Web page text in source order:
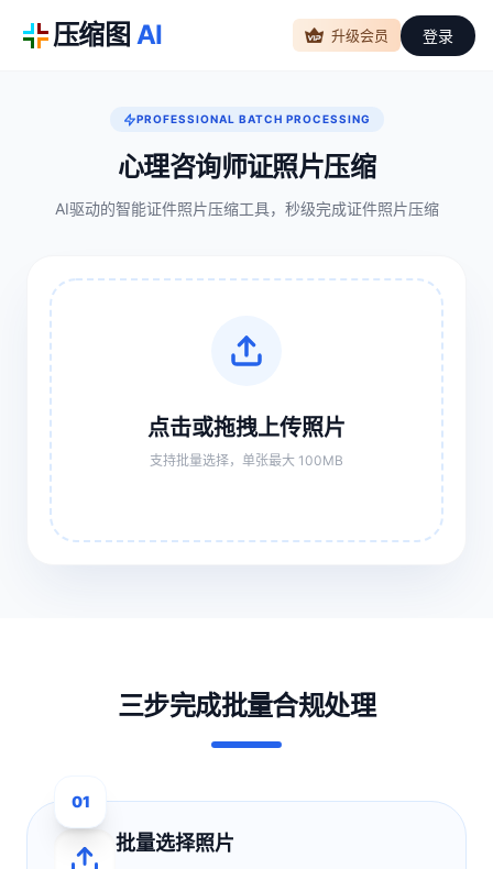
压缩图 AI 升级会员 登录
PROFESSIONAL BATCH PROCESSING
心理咨询师证照片压缩
AI驱动的智能证件照片压缩工具，秒级完成证件照片压缩
点击或拖拽上传照片
支持批量选择，单张最大 100MB
三步完成批量合规处理
01
批量选择照片